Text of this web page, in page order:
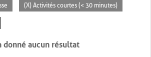
(X) Activités courtes (< 30 minutes)
donné aucun résultat